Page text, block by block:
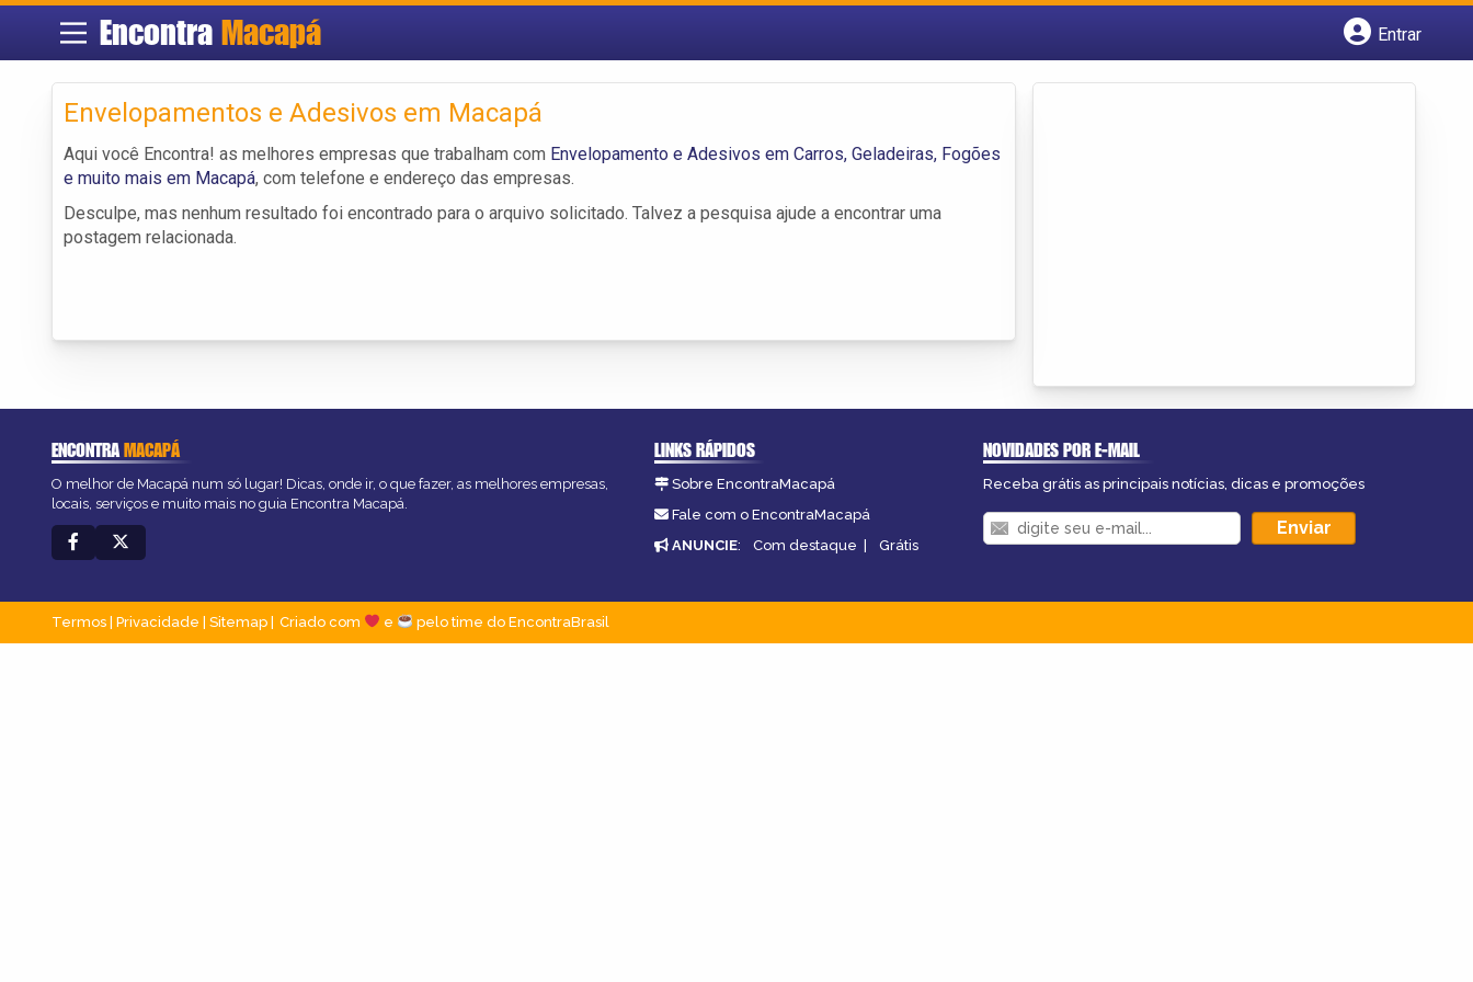
Encontra Macapá
Entrar
Envelopamentos e Adesivos em Macapá
Aqui você Encontra! as melhores empresas que trabalham com Envelopamento e Adesivos em Carros, Geladeiras, Fogões
e muito mais em Macapá, com telefone e endereço das empresas.
Desculpe, mas nenhum resultado foi encontrado para o arquivo solicitado. Talvez a pesquisa ajude a encontrar uma
postagem relacionada.
ENCONTRAMACAPÁ
O melhor de Macapá num só lugar! Dicas, onde ir, o que fazer, as melhores empresas,
locais, serviços e muito mais no guia Encontra Macapá.
LINKS RÁPIDOS
Sobre EncontraMacapá
Fale com o EncontraMacapá
ANUNCIE: Com destaque | Grátis
NOVIDADES POR E-MAIL
Receba grátis as principais notícias, dicas e promoções
Termos Privacidade Sitemap Criado com e pelo time do EncontraBrasil